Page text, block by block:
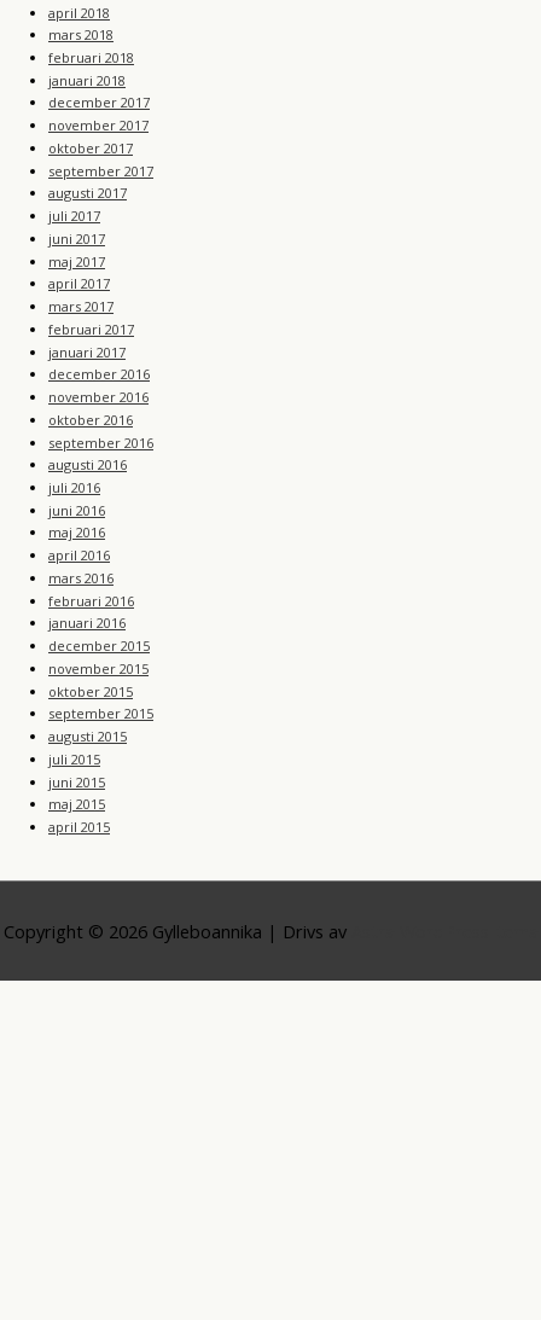
april 2018
mars 2018
februari 2018
januari 2018
december 2017
november 2017
oktober 2017
september 2017
augusti 2017
juli 2017
juni 2017
maj 2017
april 2017
mars 2017
februari 2017
januari 2017
december 2016
november 2016
oktober 2016
september 2016
augusti 2016
juli 2016
juni 2016
maj 2016
april 2016
mars 2016
februari 2016
januari 2016
december 2015
november 2015
oktober 2015
september 2015
augusti 2015
juli 2015
juni 2015
maj 2015
april 2015
Copyright © 2026 Gylleboannika | Drivs av